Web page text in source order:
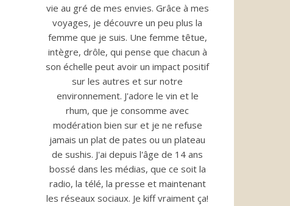
vie au gré de mes envies. Grâce à mes
voyages, je découvre un peu plus la
femme que je suis. Une femme têtue,
intègre, drôle, qui pense que chacun à
son échelle peut avoir un impact positif
sur les autres et sur notre
environnement. J'adore le vin et le
rhum, que je consomme avec
modération bien sur et je ne refuse
jamais un plat de pates ou un plateau
de sushis. J'ai depuis l'âge de 14 ans
bossé dans les médias, que ce soit la
radio, la télé, la presse et maintenant
les réseaux sociaux. Je kiff vraiment ça!